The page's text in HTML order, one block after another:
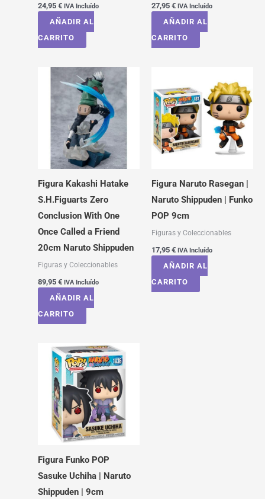
24,95 € IVA Incluído
AÑADIR AL
CARRITO
27,95 € IVA Incluído
AÑADIR AL
CARRITO
Figura Kakashi Hatake
S.H.Figuarts Zero
Conclusion With One
Once Called a Friend
20cm Naruto Shippuden
Figuras y Coleccionables
89,95 € IVA Incluído
AÑADIR AL
CARRITO
Figura Naruto Rasegan |
Naruto Shippuden | Funko
POP 9cm
Figuras y Coleccionables
17,95 € IVA Incluído
AÑADIR AL
CARRITO
Figura Funko POP
Sasuke Uchiha | Naruto
Shippuden | 9cm